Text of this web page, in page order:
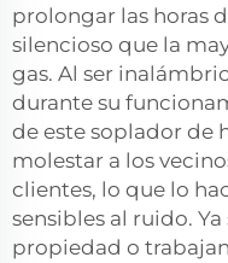
prolongar las horas
silencioso que la
gas. Al ser
durante su
de este soplador de
molestar a los
clientes, lo que lo
sensibles al ruido.
propiedad o